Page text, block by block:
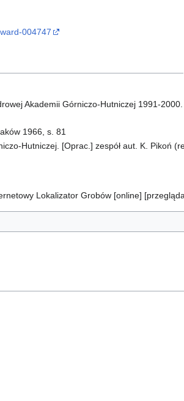
004747
Akademii Górniczo-Hutniczej 1991-
1966, s. 81
Hutniczej. [Oprac.] zespół aut. K. Pikoń
Lokalizator Grobów [online]